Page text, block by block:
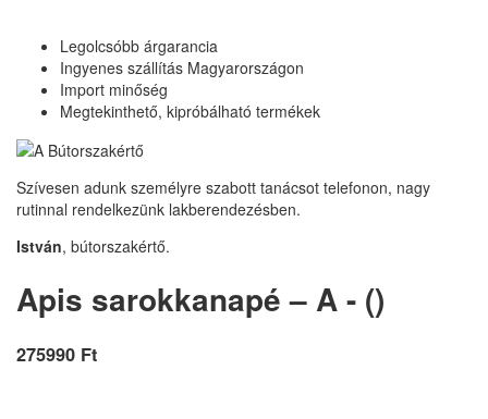
Legolcsóbb árgarancia
Ingyenes szállítás Magyarországon
Import minőség
Megtekinthető, kipróbálható termékek
Szívesen adunk személyre szabott tanácsot telefonon, nagy
rutinnal rendelkezünk lakberendezésben.
István, bútorszakértő.
Apis sarokkanapé – A - ()
275990 Ft